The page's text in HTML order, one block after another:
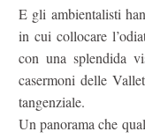
E gli ambientalisti
in cui collocare
con una splendida
casermoni delle
tangenziale.
Un panorama che